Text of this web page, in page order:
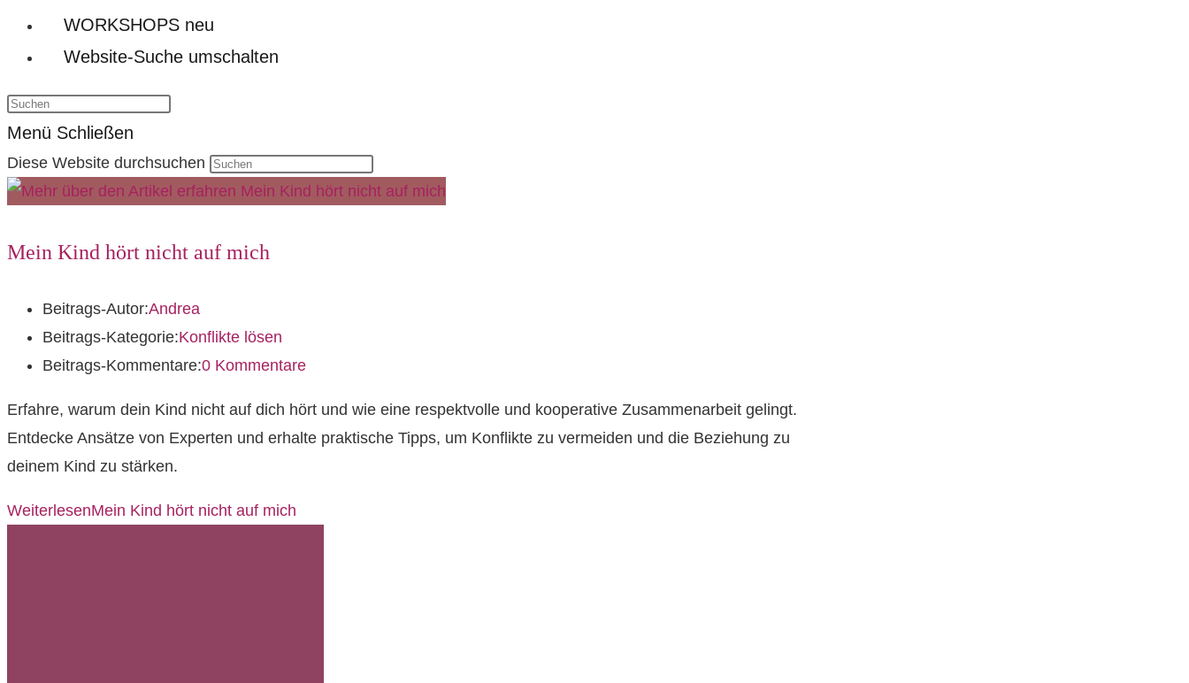
WORKSHOPS neu
Website-Suche umschalten
Menü Schließen
Diese Website durchsuchen
Mein Kind hört nicht auf mich
Beitrags-Autor:Andrea
Beitrags-Kategorie:Konflikte lösen
Beitrags-Kommentare:0 Kommentare
Erfahre, warum dein Kind nicht auf dich hört und wie eine respektvolle und kooperative Zusammenarbeit gelingt.
Entdecke Ansätze von Experten und erhalte praktische Tipps, um Konflikte zu vermeiden und die Beziehung zu
deinem Kind zu stärken.
WeiterlesenMein Kind hört nicht auf mich